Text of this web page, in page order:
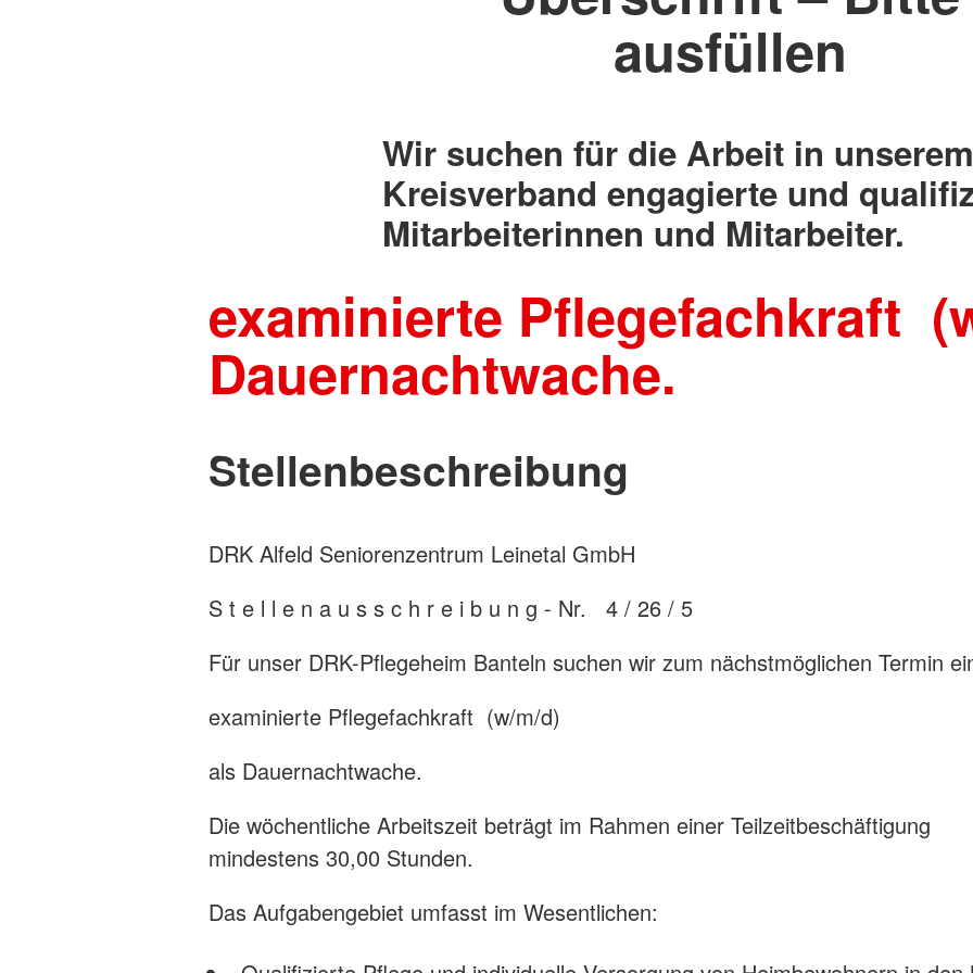
ausfüllen
Wir suchen für die Arbeit in unserem
Kreisverband engagierte und
Mitarbeiterinnen und Mitarbeiter.
examinierte Pflegefachkraft
Dauernachtwache.
Stellenbeschreibung
DRK Alfeld Seniorenzentrum Leinetal GmbH
S t e l l e n a u s s c h r e i b u n g - Nr. 4 / 26 / 5
Für unser DRK-Pflegeheim Banteln suchen wir zum nächstmöglichen Termin
examinierte Pflegefachkraft (w/m/d)
als Dauernachtwache.
Die wöchentliche Arbeitszeit beträgt im Rahmen einer Teilzeitbeschäftigung
mindestens 30,00 Stunden.
Das Aufgabengebiet umfasst im Wesentlichen: